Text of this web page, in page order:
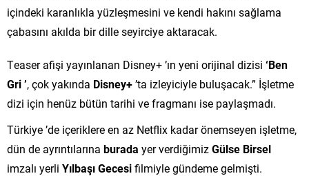
içindeki karanlıkla yüzleşmesini ve kendi hakını sağlama
çabasını akılda bir dille seyirciye aktaracak.
Teaser afişi yayınlanan Disney+ ’ın yeni orijinal dizisi ‘Ben
Gri ’, çok yakında Disney+’ta izleyiciyle buluşacak.” İşletme
dizi için henüz bütün tarihi ve fragmanı ise paylaşmadı.
Türkiye ’de içeriklere en az Netflix kadar önemseyen işletme,
dün de ayrıntılarına burada yer verdiğimizGülse Birsel
imzalı yerli Yılbaşı Gecesifilmiyle gündeme gelmişti.